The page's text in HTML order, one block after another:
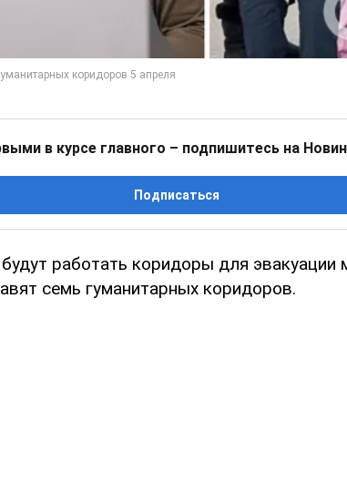
в курсе главного – подпишитесь на
Подписаться
работать коридоры для эвакуации
семь гуманитарных коридоров.